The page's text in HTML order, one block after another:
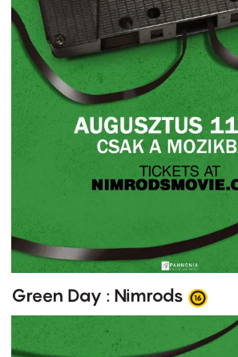
Green Day : Nimrods